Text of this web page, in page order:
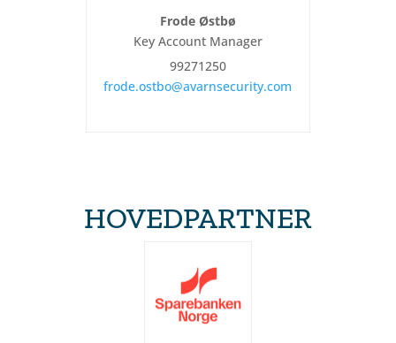
Frode Østbø
Key Account Manager
99271250
frode.ostbo@avarnsecurity.com
HOVEDPARTNER